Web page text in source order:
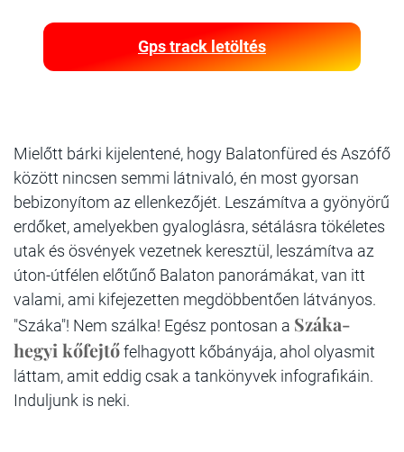
Gps track letöltés
Mielőtt bárki kijelentené, hogy Balatonfüred és Aszófő
között nincsen semmi látnivaló, én most gyorsan
bebizonyítom az ellenkezőjét. Leszámítva a gyönyörű
erdőket, amelyekben gyaloglásra, sétálásra tökéletes
utak és ösvények vezetnek keresztül, leszámítva az
úton-útfélen előtűnő Balaton panorámákat, van itt
valami, ami kifejezetten megdöbbentően látványos.
"Száka"! Nem szálka! Egész pontosan a Száka-
hegyi kőfejtőfelhagyott kőbányája, ahol olyasmit
láttam, amit eddig csak a tankönyvek infografikáin.
Induljunk is neki.